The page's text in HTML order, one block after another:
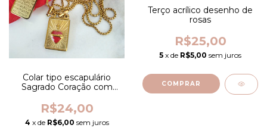
Colar tipo escapulário
Sagrado Coração com
R$24,00
4 x de R$6,00 sem juros
Terço acrílico desenho de
rosas
R$25,00
5 x de R$5,00 sem juros
COMPRAR